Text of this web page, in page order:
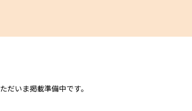
ただいま掲載準備中です。